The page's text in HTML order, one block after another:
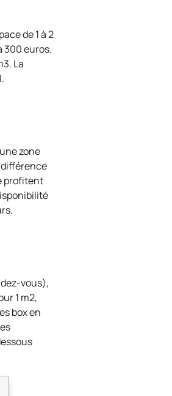
de 1 à 2
300 euros.
La
zone
profitent
vous),
1 m2,
box en